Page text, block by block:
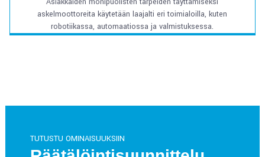
askelmoottoreita käytetään laajalti eri toimialoilla, kuten
robotiikassa, automaatiossa ja valmistuksessa.
TUTUSTU OMINAISUUKSIIN